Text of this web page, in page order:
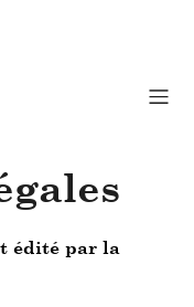
édité par la